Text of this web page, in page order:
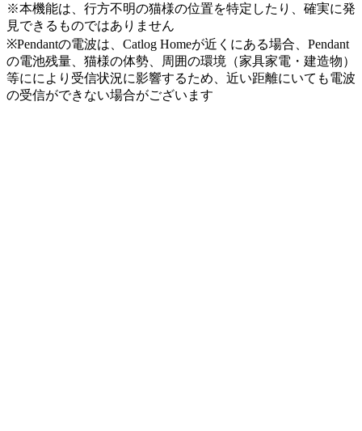
※本機能は、行方不明の猫様の位置を特定したり、確実に発
見できるものではありません
※Pendantの電波は、Catlog Homeが近くにある場合、Pendant
の電池残量、猫様の体勢、周囲の環境（家具家電・建造物）
等ににより受信状況に影響するため、近い距離にいても電波
の受信ができない場合がございます